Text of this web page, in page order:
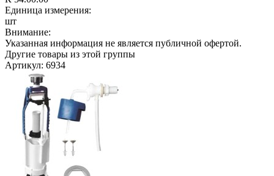
Единица измерения:
шт
Внимание:
Указанная информация не является публичной офертой.
Другие товары из этой группы
Артикул: 6934